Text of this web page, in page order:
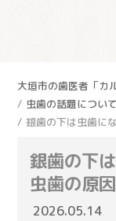
大垣市の歯医者「カ
虫歯の話題について
銀歯の下は虫歯に
銀歯の下
虫歯の原
2026.05.14